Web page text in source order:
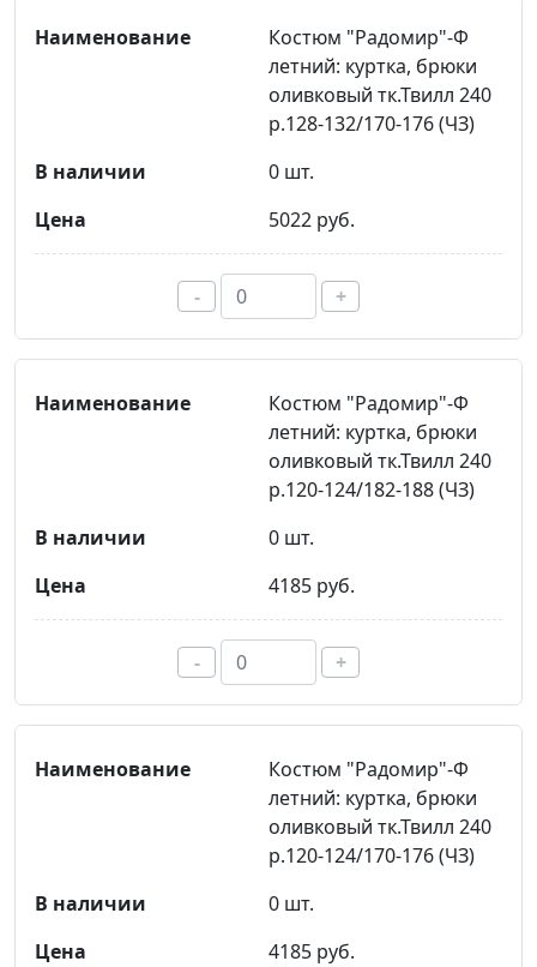
Костюм "Радомир"-Ф
летний: куртка, брюки
оливковый тк.Твилл 240
р.128-132/170-176 (ЧЗ)
0 шт.
5022 руб.
- +
Костюм "Радомир"-Ф
летний: куртка, брюки
оливковый тк.Твилл 240
р.120-124/182-188 (ЧЗ)
0 шт.
4185 руб.
- +
Костюм "Радомир"-Ф
летний: куртка, брюки
оливковый тк.Твилл 240
р.120-124/170-176 (ЧЗ)
0 шт.
4185 руб.